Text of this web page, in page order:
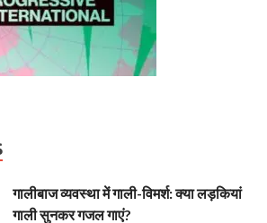
गालीबाज व्‍यवस्‍था में गाली-विमर्श: क्या लड़कियां
गाली सुनकर गजल गाएं?